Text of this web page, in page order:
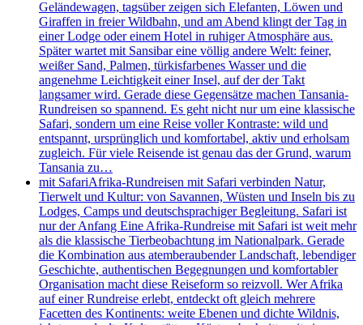
Geländewagen, tagsüber zeigen sich Elefanten, Löwen und
Giraffen in freier Wildbahn, und am Abend klingt der Tag in
einer Lodge oder einem Hotel in ruhiger Atmosphäre aus.
Später wartet mit Sansibar eine völlig andere Welt: feiner,
weißer Sand, Palmen, türkisfarbenes Wasser und die
angenehme Leichtigkeit einer Insel, auf der der Takt
langsamer wird. Gerade diese Gegensätze machen Tansania-
Rundreisen so spannend. Es geht nicht nur um eine klassische
Safari, sondern um eine Reise voller Kontraste: wild und
entspannt, ursprünglich und komfortabel, aktiv und erholsam
zugleich. Für viele Reisende ist genau das der Grund, warum
Tansania zu…
mit SafariAfrika-Rundreisen mit Safari verbinden Natur,
Tierwelt und Kultur: von Savannen, Wüsten und Inseln bis zu
Lodges, Camps und deutschsprachiger Begleitung. Safari ist
nur der Anfang Eine Afrika-Rundreise mit Safari ist weit mehr
als die klassische Tierbeobachtung im Nationalpark. Gerade
die Kombination aus atemberaubender Landschaft, lebendiger
Geschichte, authentischen Begegnungen und komfortabler
Organisation macht diese Reiseform so reizvoll. Wer Afrika
auf einer Rundreise erlebt, entdeckt oft gleich mehrere
Facetten des Kontinents: weite Ebenen und dichte Wildnis,